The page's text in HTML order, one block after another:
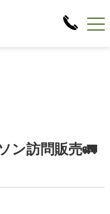
ン訪問販売🚛